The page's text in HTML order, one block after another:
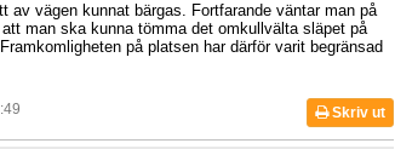
av vägen kunnat bärgas. Fortfarande väntar man på
man ska kunna tömma det omkullvälta släpet på
på platsen har därför varit begränsad
Skriv ut